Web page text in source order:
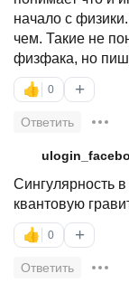
начало с
чем. Такие не
физфака, но
👍 0 +
Ответить
Сингулярность
квантовую
👍 0 +
Ответить